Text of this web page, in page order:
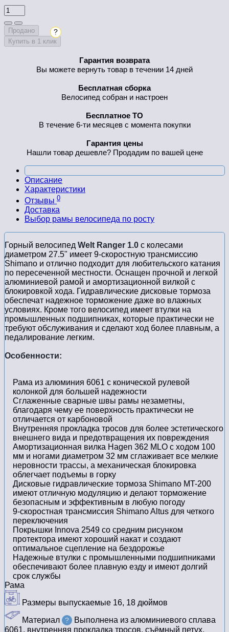
Продано
Купить в 1 клик
?
Гарантия возврата
Вы можете вернуть товар в течении 14 дней
Бесплатная сборка
Велосипед собран и настроен
Бесплатное ТО
В течение 6-ти месяцев с момента покупки
Гарантия цены
Нашли товар дешевле? Продадим по вашей цене
Описание
Характеристики
Отзывы 0
Доставка
Выбор рамы велосипеда по росту
Горный велосипед Welt Ranger 1.0 с колесами
диаметром 27.5" имеет 9-скоростную трансмиссию
Shimano и отлично подходит для любительского катания
по пересеченной местности. Оснащен прочной и легкой
алюминиевой рамой и амортизационной вилкой с
блокировкой хода. Гидравлические дисковые тормоза
обеспечат надежное торможение даже во влажных
условиях. Кроме того велосипед имеет втулки на
промышленных подшипниках, которые практически не
требуют обслуживания и сделают ход более плавным, а
педалирование легким.
Особенности:
Рама из алюминия 6061 с конической рулевой
колонкой для большей надежности
Сглаженные сварные швы рамы незаметны,
благодаря чему ее поверхность практически не
отличается от карбоновой
Внутренняя прокладка тросов для более эстетического
внешнего вида и предотвращения их повреждения
Амортизационная вилка Hagen 362 MLO с ходом 100
мм и ногами диаметром 32 мм сглаживает все мелкие
неровности трассы, а механическая блокировка
облегчает подъемы в горку
Дисковые гидравлические тормоза Shimano MT-200
имеют отличную модуляцию и делают торможение
безопасным и эффективным в любую погоду
9-скоростная трансмиссия Shimano Altus для четкого
переключения
Покрышки Innova 2549 cо средним рисунком
протектора имеют хороший накат и создают
оптимальное сцепление на бездорожье
Надежные втулки с промышленными подшипниками
обеспечивают более плавную езду и имеют долгий
срок службы
Рама
Размеры выпускаемые 16, 18 дюймов
Материал
?
Выполнена из алюминиевого сплава
6061, внутренняя прокладка тросов, съёмный петух,